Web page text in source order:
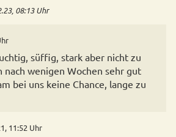
08:13 Uhr
süffig, stark aber nicht zu
nach wenigen Wochen sehr gut
bei uns keine Chance, lange zu
11:52 Uhr